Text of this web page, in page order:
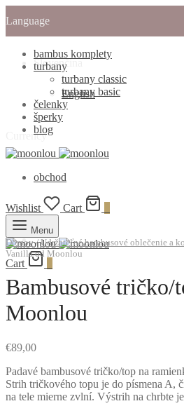
Language
Slovenčina
English
Currency
bambus komplety
turbany
turbany classic
turbany basic
čelenky
šperky
blog
obchod
Wishlist Cart
Menu
Cart
Domov / Udržateľné bambusové oblečenie a
Vanilla od Moonlou
Bambusové tričko/
Moonlou
€89,00
Padavé bambusové tričko/top na
Strih tričkového topu je do písmena A,
na tele mierne zvlní. Výstrih na chrbte